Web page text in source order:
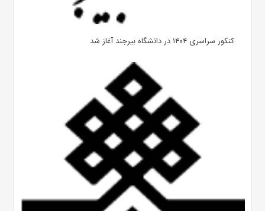
کنکور سراسری ۱۴۰۴ در دانشگاه بیرجند آغاز شد